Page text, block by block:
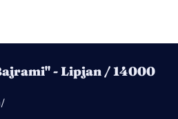
- Lipjan / 14000